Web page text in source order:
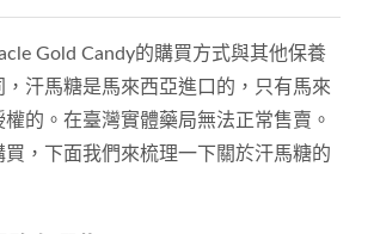
Gold Candy的購買方式與其他保養
汗馬糖是馬來西亞進口的，只有馬來
的。在臺灣實體藥局無法正常售賣。
，下面我們來梳理一下關於汗馬糖的